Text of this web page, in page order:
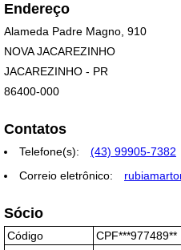
Endereço
Alameda Padre Magno, 910
NOVA JACAREZINHO
JACAREZINHO - PR
86400-000
Contatos
Telefone(s):
(43) 99905-7382
Correio eletrônico:
Sócio
Código
CPF***977489**